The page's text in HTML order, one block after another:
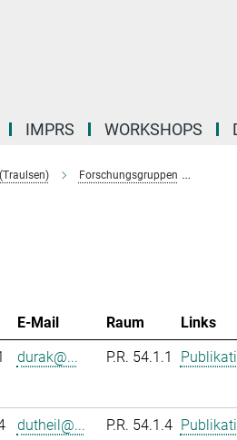
IMPRS WORKSHOPS
Forschungsgruppen
E-Mail Raum
Links
durak@... P.R. 54.1.1
dutheil@... P.R. 54.1.4